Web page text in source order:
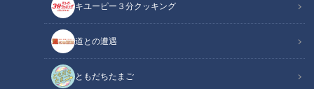
キユーピー３分クッキング
道との遭遇
ともだちたまご
カテゴリーを絞り込む